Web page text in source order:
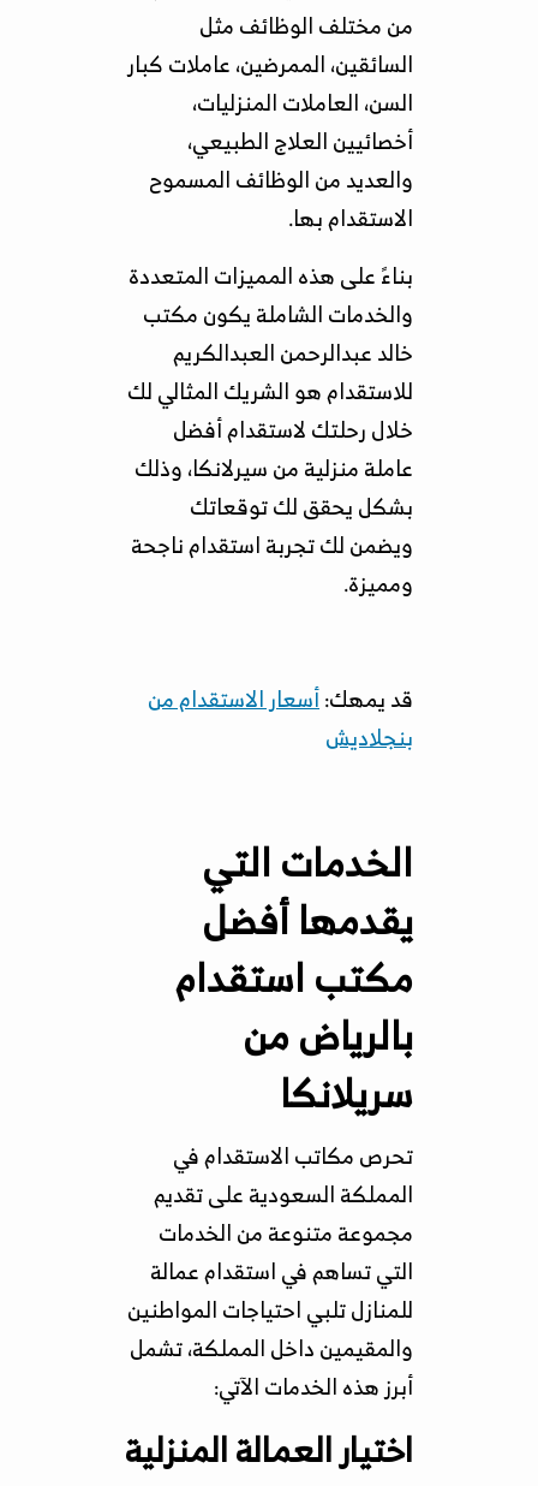
من مختلف الوظائف مثل
السائقين، الممرضين، عاملات كبار
السن، العاملات المنزليات،
أخصائيين العلاج الطبيعي،
والعديد من الوظائف المسموح
الاستقدام بها.
بناءً على هذه المميزات المتعددة
والخدمات الشاملة يكون مكتب
خالد عبدالرحمن العبدالكريم
للاستقدام هو الشريك المثالي لك
خلال رحلتك لاستقدام أفضل
عاملة منزلية من سيرلانكا، وذلك
بشكل يحقق لك توقعاتك
ويضمن لك تجربة استقدام ناجحة
ومميزة.
قد يمهك:أسعار الاستقدام من
بنجلاديش
الخدمات التي
يقدمها أفضل
مكتب استقدام
بالرياض من
سريلانكا
تحرص مكاتب الاستقدام في
المملكة السعودية على تقديم
مجموعة متنوعة من الخدمات
التي تساهم في استقدام عمالة
للمنازل تلبي احتياجات المواطنين
والمقيمين داخل المملكة، تشمل
أبرز هذه الخدمات الآتي:
اختيار العمالة المنزلية